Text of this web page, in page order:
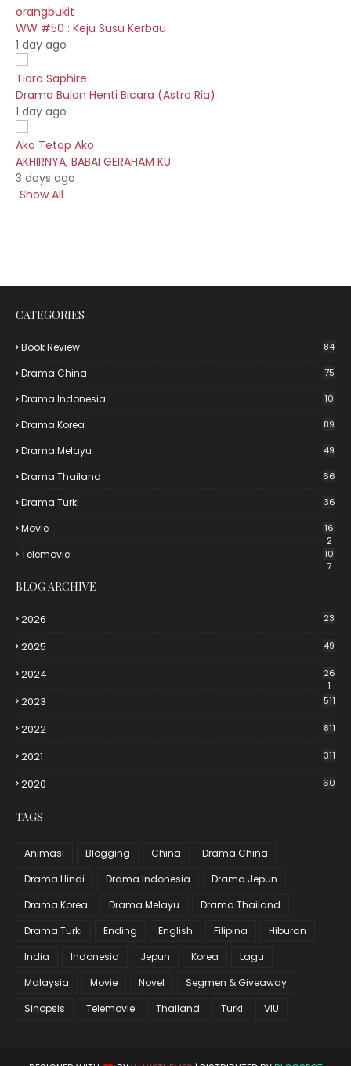
orangbukit
WW #50 : Keju Susu Kerbau
1 day ago
Tiara Saphire
Drama Bulan Henti Bicara (Astro Ria)
1 day ago
Ako Tetap Ako
AKHIRNYA, BABAI GERAHAM KU
3 days ago
Show All
CATEGORIES
Book Review 84
Drama China 75
Drama Indonesia 10
Drama Korea 89
Drama Melayu 49
Drama Thailand 66
Drama Turki 36
Movie
16
2
Telemovie
10
7
BLOG ARCHIVE
2026 23
2025 49
2024
26
1
2023 511
2022 811
2021 311
2020 60
TAGS
Animasi Blogging China
Drama China
Drama Hindi
Drama Indonesia
Drama Jepun
Drama Korea
Drama Melayu
Drama Thailand
Drama Turki
Ending English Filipina
Hiburan
India
Indonesia Jepun Korea
Lagu
Malaysia
Movie Novel
Segmen & Giveaway
Sinopsis
Telemovie Thailand Turki VIU